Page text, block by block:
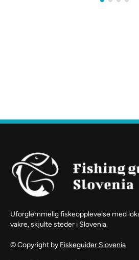
Uforglemmelig fiskeopplevelse med
vakre, skjulte steder i Slovenia.
© Copyright by Fiskeguider Slovenia